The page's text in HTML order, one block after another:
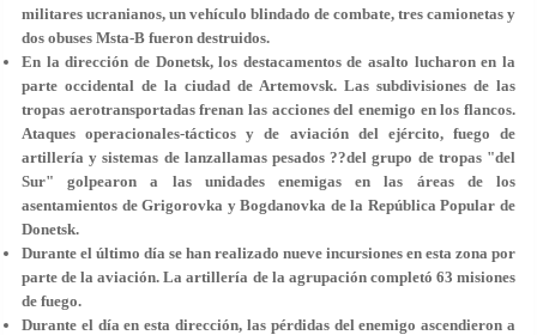
militares ucranianos, un vehículo blindado de combate, tres camionetas y
dos obuses Msta-B fueron destruidos.
En la dirección de Donetsk, los destacamentos de asalto lucharon en la
parte occidental de la ciudad de Artemovsk. Las subdivisiones de las
tropas aerotransportadas frenan las acciones del enemigo en los flancos.
Ataques operacionales-tácticos y de aviación del ejército, fuego de
artillería y sistemas de lanzallamas pesados ??del grupo de tropas "del
Sur" golpearon a las unidades enemigas en las áreas de los
asentamientos de Grigorovka y Bogdanovka de la República Popular de
Donetsk.
Durante el último día se han realizado nueve incursiones en esta zona por
parte de la aviación. La artillería de la agrupación completó 63 misiones
de fuego.
Durante el día en esta dirección, las pérdidas del enemigo ascendieron a